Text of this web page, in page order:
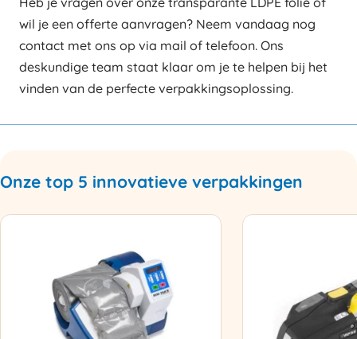
wil je een offerte aanvragen? Neem vandaag nog
contact met ons op via mail of telefoon. Ons
deskundige team staat klaar om je te helpen bij het
vinden van de perfecte verpakkingsoplossing.
Onze top 5 innovatieve verpakkingen